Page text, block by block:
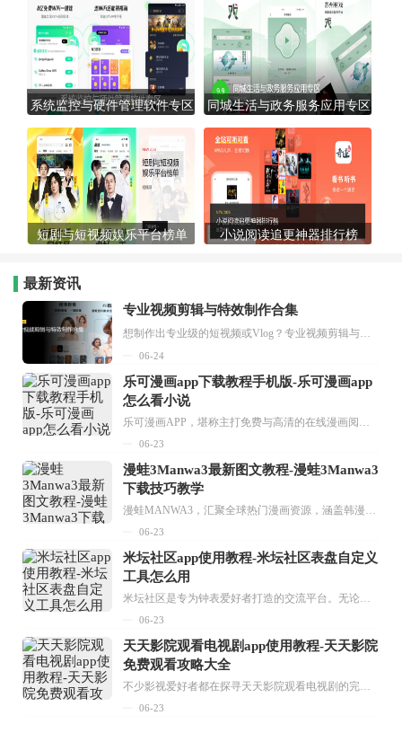
系统监控与硬件管理软件专区 同城生活与政务服务应用专区
短剧与短视频娱乐平台榜单 小说阅读追更神器排行榜
最新资讯
专业视频剪辑与特效制作合集
06-24
乐可漫画app下载教程手机版-乐可漫画app
怎么看小说
乐可漫画APP，堪称主打免费与高清的在线漫画阅读神器。其官方版提供海量完整版漫画资源，无论是国内漫画，还是日漫、韩漫、台漫、美漫等国外漫画，应有尽有，随时供你阅读。只需轻点一下，便能直接进入阅读界面。不仅如此，乐可漫画最新版本更新速度极快，在这里，你总能抢先看到全网一手漫画章节内容！...
06-23
漫蛙3Manwa3最新图文教程-漫蛙3Manwa3
下载技巧教学
漫蛙MANWA3，汇聚全球热门漫画资源，涵盖韩漫、欧美漫画、国漫等多种类型，题材丰富多样，全方位满足用户阅读喜好。它不仅是阅读平台，更是创作平台，为广大用户打造零门槛创作环境。...
06-23
米坛社区app使用教程-米坛社区表盘自定义
工具怎么用
米坛社区是专为钟表爱好者打造的交流平台。无论你是初涉钟表领域的普通爱好者，还是拥有多年收藏经验的资深玩家，都能在此找到属于自己的天地。 无需注册，就能轻松参与其中。通过专业的讨论论坛与丰富的交互功能，你可与世界各地的钟表爱好者畅快交流。若你钟情于钟表，米坛社区无疑是值得一试的理想之选。在这里，你能获取最新的手表资讯，交流见解，提升鉴赏品味，让每一块手表都成为收藏故事中重要的一部分。感兴趣的朋友，不要错过下载机会。...
06-23
天天影院观看电视剧app使用教程-天天影院
免费观看攻略大全
不少影视爱好者都在探寻天天影院观看电视剧的完整方法，结合最新平台使用规则，本篇新手入门攻略全面讲解观看渠道、检索流程、播放设置以及画面模式调整等实用内容。全文适配手机、电脑等主流设备，步骤简洁易懂，无论是初次使用的新手，还是想要优化观影体验的用户，都能参照内容快速上手，熟练掌握平台各项操作技巧，轻松畅享影视内容。...
06-23